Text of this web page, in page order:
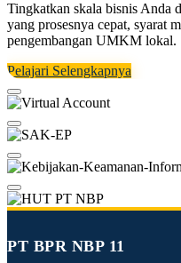
Tingkatkan skala bisnis Anda
yang prosesnya cepat, syarat
pengembangan UMKM lokal.
Pelajari Selengkapnya
PT BPR NBP 11